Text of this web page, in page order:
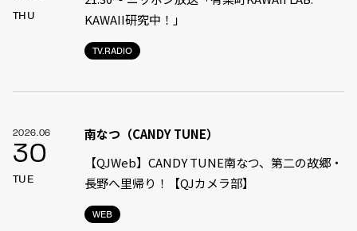
THU
TV.RADIO
KAWAII研究中！」
2026.06
30
TUE
WEB
南なつ（CANDY TUNE）
【QJWeb】CANDY TUNE南なつ、第二の故郷・
長野へ里帰り！【QJカメラ部】